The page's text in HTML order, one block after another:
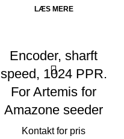
LÆS MERE
Encoder, sharft
speed, 1024 PPR.
For Artemis for
Amazone seeder